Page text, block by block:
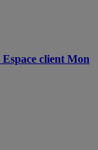
Espace client Mon